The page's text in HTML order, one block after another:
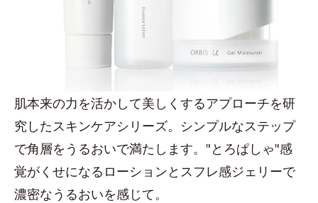
肌本来の力を活かして美しくするアプローチを研
究したスキンケアシリーズ。シンプルなステップ
で角層をうるおいで満たします。"とろぱしゃ"感
覚がくせになるローションとスフレ感ジェリーで
濃密なうるおいを感じて。